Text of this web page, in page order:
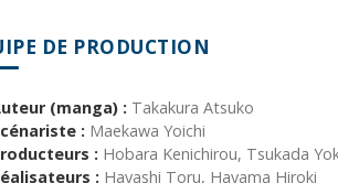
DE PRODUCTION
(manga) : Takakura Atsuko
: Maekawa Yoichi
: Hobara Kenichirou, Tsukada
: Hayashi Toru, Hayama Hiroki